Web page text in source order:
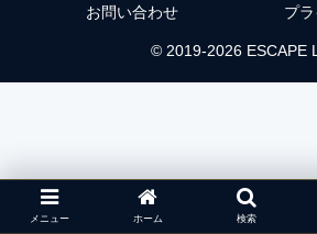
お問い合わせ プ
© 2019-2026 ESCAPE
メニュー ホーム 検索